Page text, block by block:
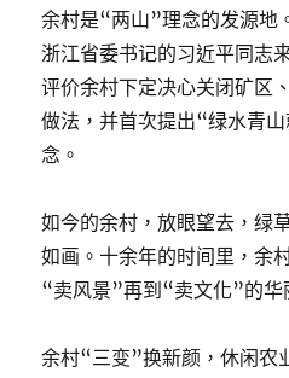
余村是“两山”理念的发源
浙江省委书记的习近平同志
评价余村下定决心关闭矿区
做法，并首次提出“绿水青
念。
如今的余村，放眼望去，绿
如画。十余年的时间里，余
“卖风景”再到“卖文化”的华
余村“三变”换新颜，休闲农